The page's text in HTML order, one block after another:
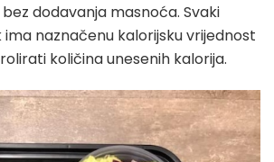
dodavanja masnoća. Svaki
naznačenu kalorijsku vrijednost
količina unesenih kalorija.